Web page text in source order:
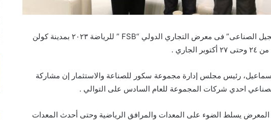
تشارك شركة “سكور جراس للنجيل الصناعى” فى معرض التجاري الدولي “FSB ” للرياضة ٢٠٢٣ بمدينة كولن
.
رئيس مجلس إدارة مجموعة سكور للصناعة والاستثمار إن مشاركة
يسلط الضوء على المعدات والمرافق الرياضية وحتى أحدث المعدات